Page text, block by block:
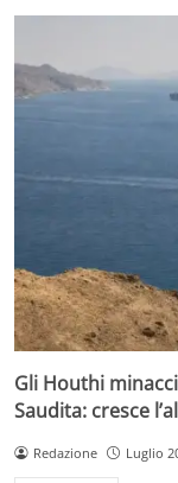
Gli Houthi
Saudita: cresce
Redazione Luglio